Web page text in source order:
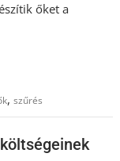
őket a
,szűrés